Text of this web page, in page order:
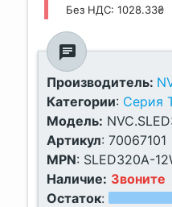
Без НДС: 1028.33₴
chat
Производитель:
Категории: Серия
Модель:
Артикул:70067101
MPN: SLED320A-
Наличие: Звоните
Остаток: